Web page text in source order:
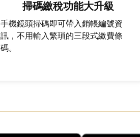
掃碼繳稅功能大升級
手機鏡頭掃碼即可帶入銷帳編號資
訊，不用輸入繁瑣的三段式繳費條
碼。